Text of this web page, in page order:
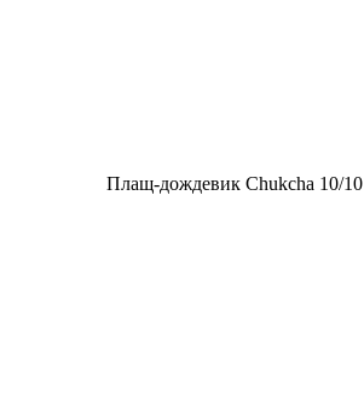
Плащ-дождевик Chukcha 10/10